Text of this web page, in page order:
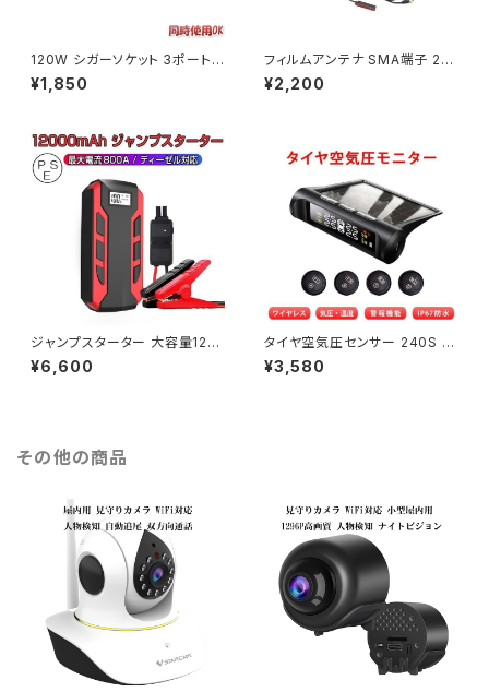
120W シガーソケット 3ポート
シガーソケットとUSB電源を増
設 USB充電カーチャージャー
¥1,850
フィルムアンテナ SMA端子 2本
セット(左右1本ずつ) L型 地デジ
チューナー ワンセグ フルセグ 対
¥2,200
ジャンプスターター 大容量120
00mAh モバイルバッテリー 12
V車 車のバッテリー上がり対策
¥6,600
タイヤ空気圧センサー 240S デ
ィスプレイ タイヤ空気圧監視シ
ステム TPMS ワイヤレス モニ
¥3,580
その他の商品